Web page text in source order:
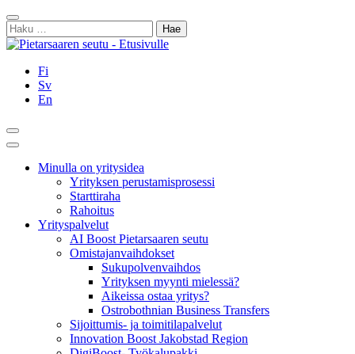
Siirry
sisältöön
Sulje
Haku:
Fi
Sv
En
Hae
Päävalikko
Minulla on yritysidea
Yrityksen perustamisprosessi
Starttiraha
Rahoitus
Yrityspalvelut
AI Boost Pietarsaaren seutu
Omistajanvaihdokset
Sukupolvenvaihdos
Yrityksen myynti mielessä?
Aikeissa ostaa yritys?
Ostrobothnian Business Transfers
Sijoittumis- ja toimitilapalvelut
Innovation Boost Jakobstad Region